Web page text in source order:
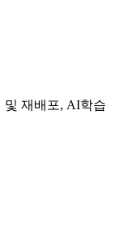
재배포, AI학습